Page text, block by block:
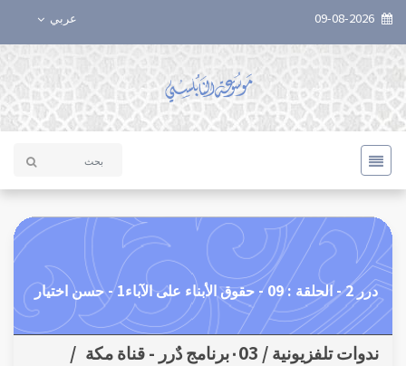
عربي
درر 2 - الحلقة : 09 - حقوق الأبناء على الآباء1 - حسن اختيار
ندوات تلفزيونية / ٠03برنامج دٌرر - قناة مكة
/